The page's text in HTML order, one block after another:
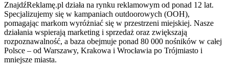
ZnajdźReklamę.pl działa na rynku reklamowym od ponad 12 lat.
Specjalizujemy się w kampaniach outdoorowych (OOH),
pomagając markom wyróżniać się w przestrzeni miejskiej. Nasze
działania wspierają marketing i sprzedaż oraz zwiększają
rozpoznawalność, a baza obejmuje ponad 80 000 nośników w całej
Polsce – od Warszawy, Krakowa i Wrocławia po Trójmiasto i
mniejsze miasta.